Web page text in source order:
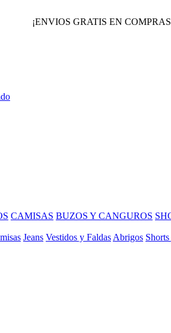
¡ENVIOS GRATIS EN
CAMISAS BUZOS Y CANGUROS
Jeans Vestidos y Faldas Abrigos